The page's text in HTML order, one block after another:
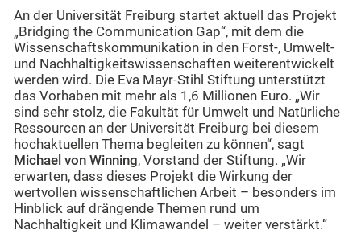
An der Universität Freiburg startet aktuell das Projekt
„Bridging the Communication Gap“, mit dem die
Wissenschaftskommunikation in den Forst-, Umwelt-
und Nachhaltigkeitswissenschaften weiterentwickelt
werden wird. Die Eva Mayr-Stihl Stiftung unterstützt
das Vorhaben mit mehr als 1,6 Millionen Euro. „Wir
sind sehr stolz, die Fakultät für Umwelt und Natürliche
Ressourcen an der Universität Freiburg bei diesem
hochaktuellen Thema begleiten zu können“, sagt
Michael von Winning, Vorstand der Stiftung. „Wir
erwarten, dass dieses Projekt die Wirkung der
wertvollen wissenschaftlichen Arbeit – besonders im
Hinblick auf drängende Themen rund um
Nachhaltigkeit und Klimawandel – weiter verstärkt.“